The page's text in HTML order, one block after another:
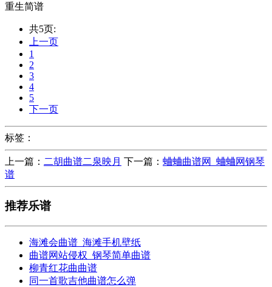
重生简谱
共5页:
上一页
1
2
3
4
5
下一页
标签：
上一篇： 二胡曲谱二泉映月 下一篇： 蛐蛐曲谱网_蛐蛐网钢琴
谱
推荐乐谱
海滩会曲谱_海滩手机壁纸
曲谱网站侵权_钢琴简单曲谱
柳青红花曲曲谱
同一首歌吉他曲谱怎么弹